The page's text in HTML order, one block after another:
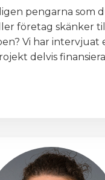
pengarna som
företag skänker till
Vi har intervjuat
delvis